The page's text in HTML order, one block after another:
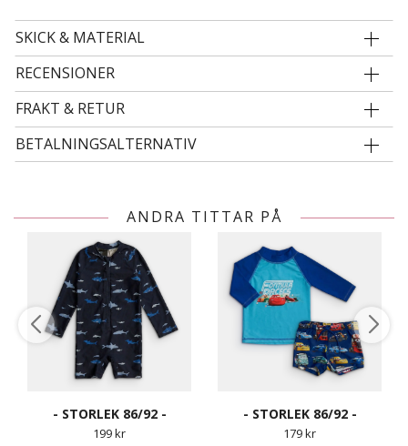
SKICK & MATERIAL
RECENSIONER
FRAKT & RETUR
BETALNINGSALTERNATIV
ANDRA TITTAR PÅ
- STORLEK 86/92 -
199 kr
- STORLEK 86/92 -
179 kr